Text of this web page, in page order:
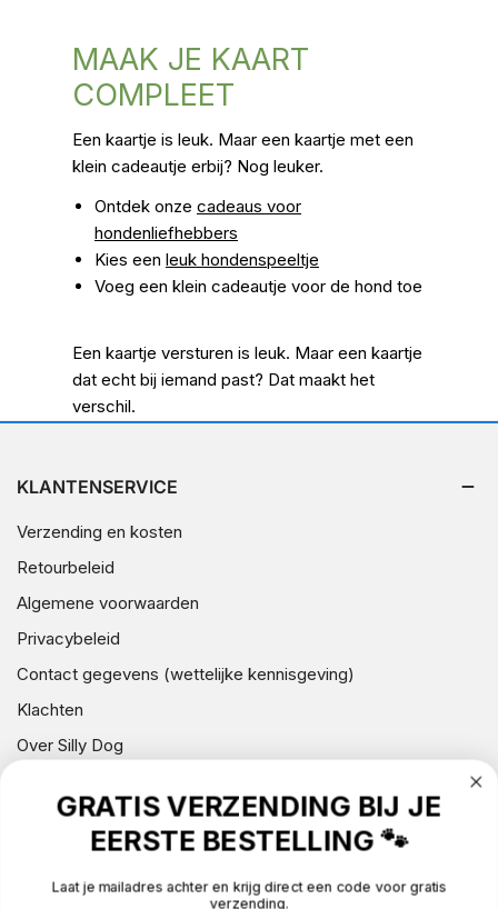
MAAK JE KAART
COMPLEET
Een kaartje is leuk. Maar een kaartje met een
klein cadeautje erbij? Nog leuker.
Ontdek onze cadeaus voor
hondenliefhebbers
Kies een leuk hondenspeeltje
Voeg een klein cadeautje voor de hond toe
Een kaartje versturen is leuk. Maar een kaartje
dat echt bij iemand past? Dat maakt het
verschil.
KLANTENSERVICE
Verzending en kosten
Retourbeleid
Algemene voorwaarden
Privacybeleid
Contact gegevens (wettelijke kennisgeving)
Klachten
Over Silly Dog
NIEUWSBRIEF
GRATIS VERZENDING BIJ JE
EERSTE BESTELLING 🐾
Laat je mailadres achter en krijg direct een code voor gratis
verzending.